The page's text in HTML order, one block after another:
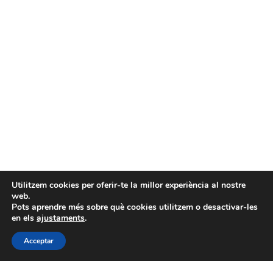
Utilitzem cookies per oferir-te la millor experiència al nostre
web.
Pots aprendre més sobre què cookies utilitzem o desactivar-les
en els ajustaments.
Acceptar